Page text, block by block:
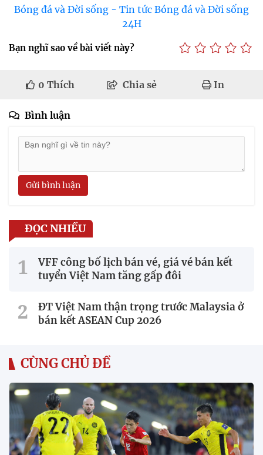
Bóng đá và Đời sống - Tin tức Bóng đá và Đời sống
24H
Bạn nghĩ sao về bài viết này?
0 Thích Chia sẻ In
Bình luận
Gửi bình luận
ĐỌC NHIỀU
VFF công bố lịch bán vé, giá vé bán kết
tuyển Việt Nam tăng gấp đôi
ĐT Việt Nam thận trọng trước Malaysia ở
bán kết ASEAN Cup 2026
CÙNG CHỦ ĐỀ